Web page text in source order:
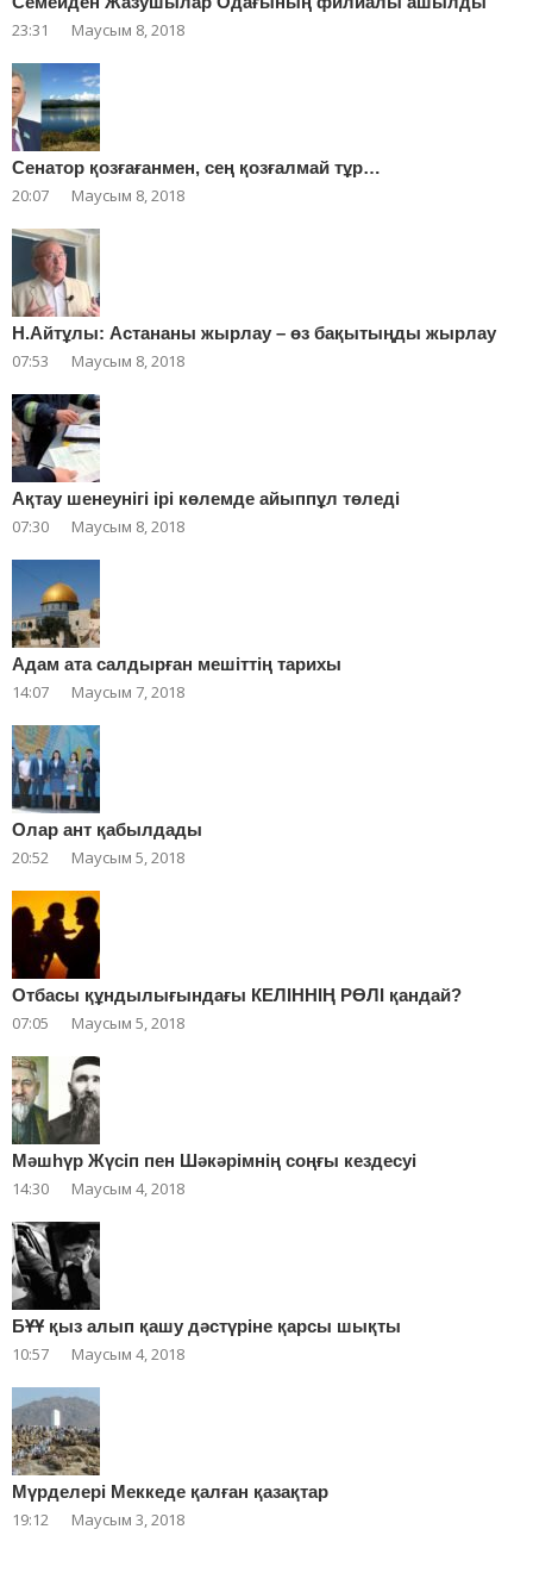
23:31 Маусым 8, 2018
Сенатор қозғағанмен, сең қозғалмай тұр…
20:07 Маусым 8, 2018
Н.Айтұлы: Астананы жырлау – өз бақытыңды жырлау
07:53 Маусым 8, 2018
Ақтау шенеунігі ірі көлемде айыппұл төледі
07:30 Маусым 8, 2018
Адам ата салдырған мешіттің тарихы
14:07 Маусым 7, 2018
Олар ант қабылдады
20:52 Маусым 5, 2018
Отбасы құндылығындағы КЕЛІННІҢ РӨЛІ қандай?
07:05 Маусым 5, 2018
Мәшһүр Жүсіп пен Шәкәрімнің соңғы кездесуі
14:30 Маусым 4, 2018
БҰҰ қыз алып қашу дәстүріне қарсы шықты
10:57 Маусым 4, 2018
Мүрделері Меккеде қалған қазақтар
19:12 Маусым 3, 2018